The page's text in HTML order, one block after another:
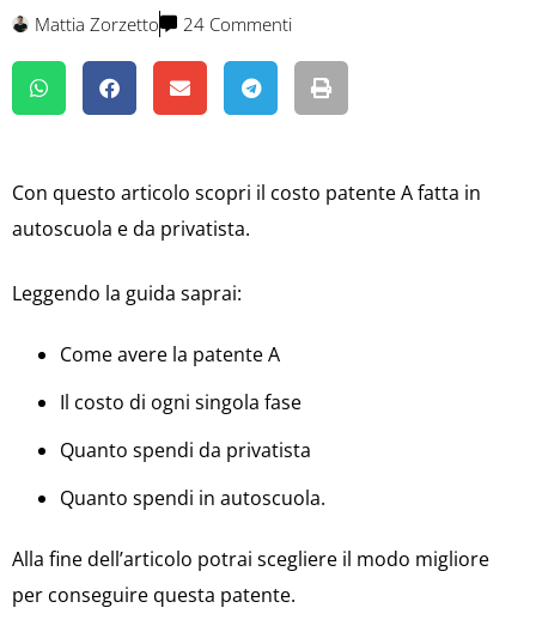
Mattia Zorzetto 24 Commenti
Con questo articolo scopri il costo patente A fatta in
autoscuola e da privatista.
Leggendo la guida saprai:
Come avere la patente A
Il costo di ogni singola fase
Quanto spendi da privatista
Quanto spendi in autoscuola.
Alla fine dell’articolo potrai scegliere il modo migliore
per conseguire questa patente.